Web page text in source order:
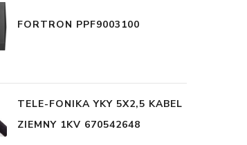
FORTRON PPF9003100
TELE-FONIKA YKY 5X2,5 KABEL
ZIEMNY 1KV 670542648